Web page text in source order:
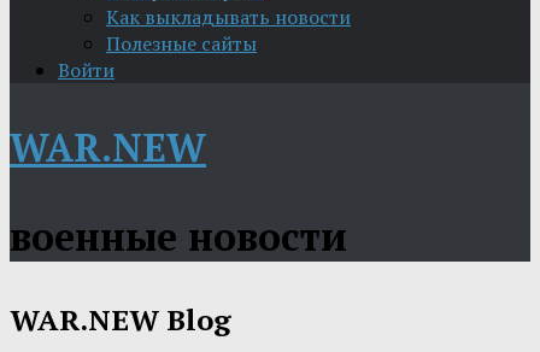
Как выкладывать новости
Полезные сайты
Войти
WAR.NEW
военные новости
WAR.NEW Blog